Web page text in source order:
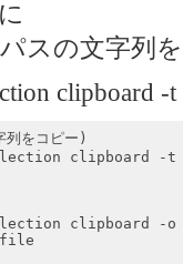
スの文字列
clipboard -t
をコピー)
clipboard -t
clipboard -o
file